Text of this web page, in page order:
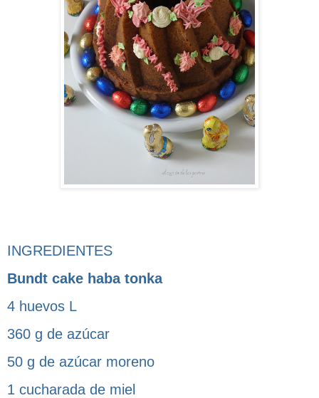
INGREDIENTES
Bundt cake haba tonka
4 huevos L
360 g de azúcar
50 g de azúcar moreno
1 cucharada de miel